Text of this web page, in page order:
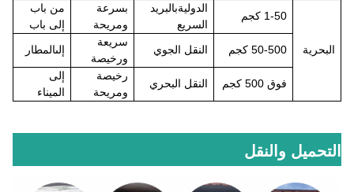
البحرية
1-50 كجم
الدوليةبالبريد
السريع
بسرعة
ومريحة
من باب
إلى باب
50-500 كجم
النقل الجوي
سريعة
ورخيصة
إلىالمطار
فوق 500 كجم النقل البحري
رخيصة
ومريحة
إلى
الميناء
التحميل والنقل